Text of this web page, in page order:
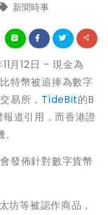
新聞時事
月12日 - 現金為
特幣被追捧為數字
易所， TideBit的B
道引用，而香港證
發佈針對數字貨幣
坊等被認作商品，